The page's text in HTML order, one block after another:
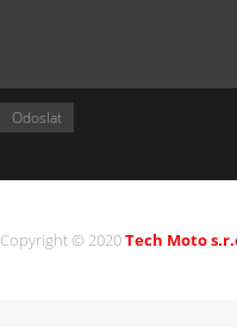
Copyright © 2020Tech Moto